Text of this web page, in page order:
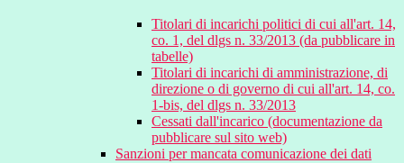
Titolari di incarichi politici di cui all'art. 14,
co. 1, del dlgs n. 33/2013 (da pubblicare in
tabelle)
Titolari di incarichi di amministrazione, di
direzione o di governo di cui all'art. 14, co.
1-bis, del dlgs n. 33/2013
Cessati dall'incarico (documentazione da
pubblicare sul sito web)
Sanzioni per mancata comunicazione dei dati